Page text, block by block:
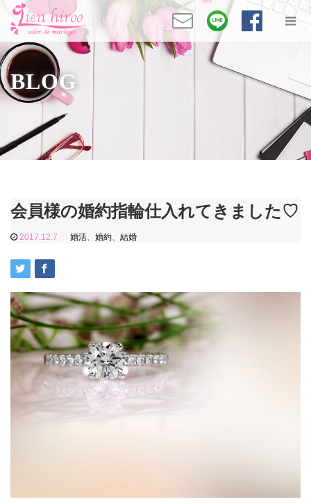
BLOG
会員様の婚約指輪仕入れてきました♡
2017.12.7 婚活、 婚約、 結婚